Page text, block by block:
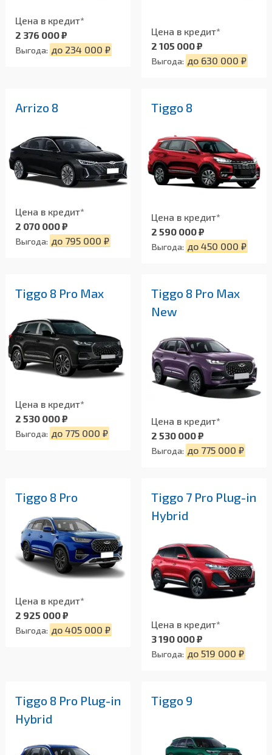
Цена в кредит*
2 376 000 ₽
Выгода: до 234 000 ₽
Цена в кредит*
2 105 000 ₽
Выгода: до 630 000 ₽
Arrizo 8
Цена в кредит*
2 070 000 ₽
Выгода: до 795 000 ₽
Tiggo 8
Цена в кредит*
2 590 000 ₽
Выгода: до 450 000 ₽
Tiggo 8 Pro Max
Цена в кредит*
2 530 000 ₽
Выгода: до 775 000 ₽
Tiggo 8 Pro Max
New
Цена в кредит*
2 530 000 ₽
Выгода: до 775 000 ₽
Tiggo 8 Pro
Цена в кредит*
2 925 000 ₽
Выгода: до 405 000 ₽
Tiggo 7 Pro Plug-in
Hybrid
Цена в кредит*
3 190 000 ₽
Выгода: до 519 000 ₽
Tiggo 8 Pro Plug-in
Hybrid
Tiggo 9